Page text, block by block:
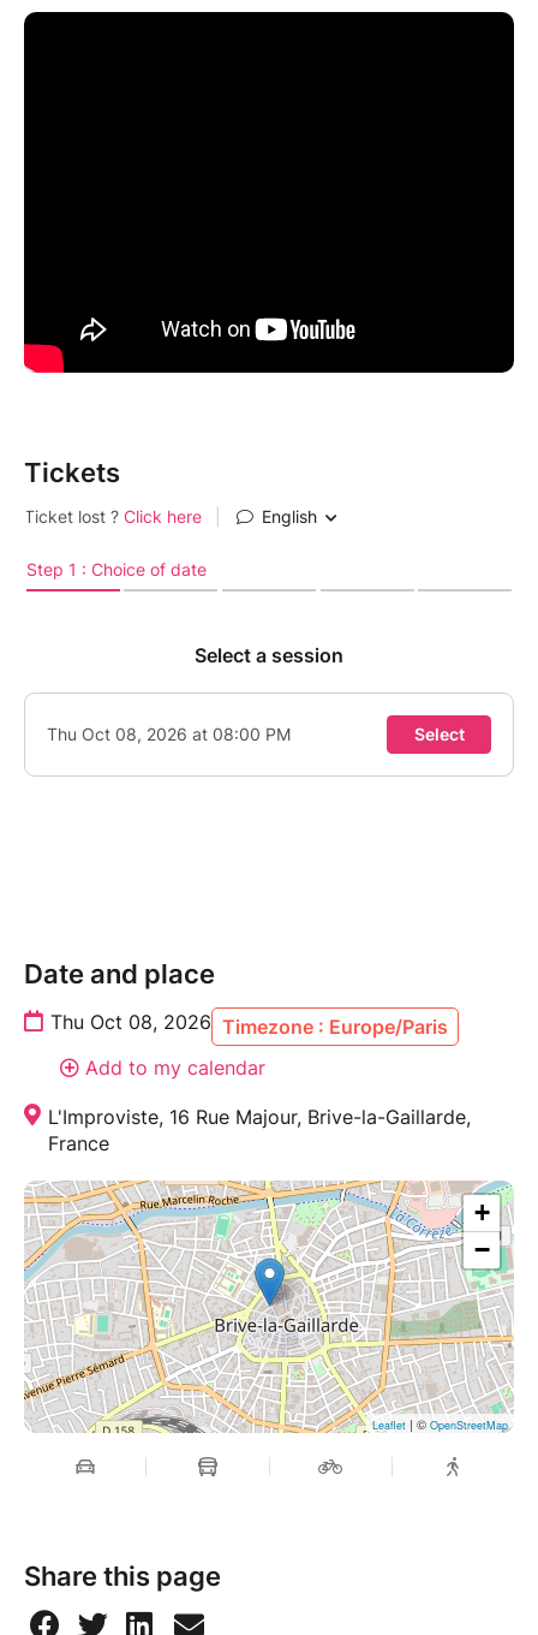
Tickets
Date and place
Thu Oct 08, 2026 Timezone : Europe/Paris
Add to my calendar
L'Improviste, 16 Rue Majour, Brive-la-Gaillarde,
France
+
−
Leaflet | © OpenStreetMap
Share this page